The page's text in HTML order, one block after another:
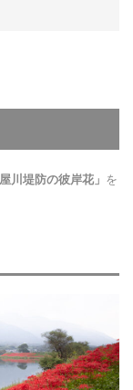
屋川堤防の彼岸花」 を